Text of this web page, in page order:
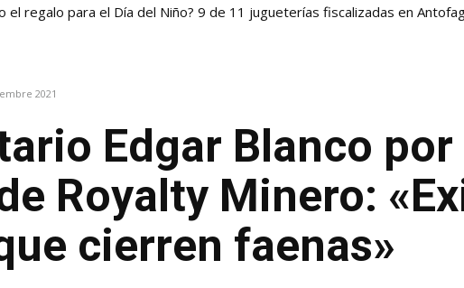
el regalo para el Día del Niño? 9 de 11 jugueterías fiscalizadas en
2021
Edgar Blanco por
Royalty Minero:
cierren faenas»